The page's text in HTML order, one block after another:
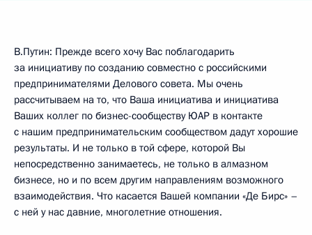
В.Путин: Прежде всего хочу Вас поблагодарить
за инициативу по созданию совместно с российскими
предпринимателями Делового совета. Мы очень
рассчитываем на то, что Ваша инициатива и инициатива
Ваших коллег по бизнес-сообществу ЮАР в контакте
с нашим предпринимательским сообществом дадут хорошие
результаты. И не только в той сфере, которой Вы
непосредственно занимаетесь, не только в алмазном
бизнесе, но и по всем другим направлениям возможного
взаимодействия. Что касается Вашей компании «Де Бирс» –
с ней у нас давние, многолетние отношения.